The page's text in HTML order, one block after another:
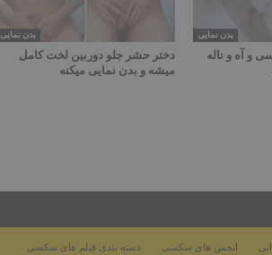
بدن نمایی
دختر حشر جلو دوربین لخت کامل
میشه و بدن نمایی میکنه
بدن نمایی
و آه و ناله
دسته بندی فیلم های سکسی انجمن های سکسی